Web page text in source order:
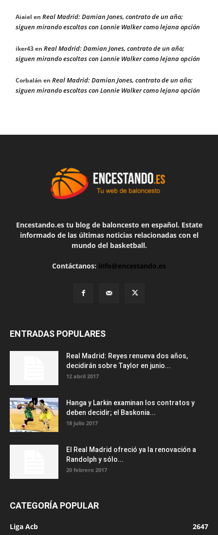
Aiaiel en Real Madrid: Damian Jones, contrato de un año;
siguen mirando escoltas con Lonnie Walker como lejana opción
iker43en Real Madrid: Damian Jones, contrato de un año;
siguen mirando escoltas con Lonnie Walker como lejana opción
Corbalán en Real Madrid: Damian Jones, contrato de un año;
siguen mirando escoltas con Lonnie Walker como lejana opción
Encestando.es tu blog de baloncesto en español. Estate
informado de las últimas noticias relacionadas con el
mundo del basketball.
Contáctanos: info@encestando.es
ENTRADAS POPULARES
Real Madrid: Reyes renueva dos años,
decidirán sobre Taylor en junio...
12 abril 2017
Hanga y Larkin examinan los contratos y
deben decidir; el Baskonia...
18 julio 2017
El Real Madrid ofreció ya la renovación a
Randolph y sólo...
20 febrero 2017
CATEGORÍA POPULAR
Liga Acb 2647